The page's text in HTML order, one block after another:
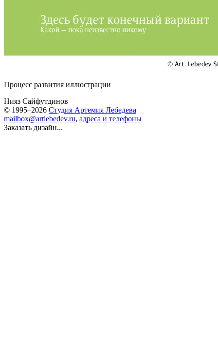
Процесс развития иллюстрации
Нияз Сайфутдинов
© 1995–2026 Студия Артемия Лебедева
mailbox@artlebedev.ru, адреса и телефоны
Заказать дизайн...